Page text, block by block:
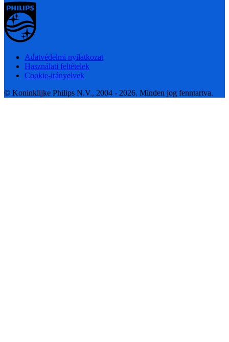
Adatvédelmi nyilatkozat
Használati feltételek
Cookie-irányelvek
© Koninklijke Philips N.V., 2004 - 2026. Minden jog fenntartva.